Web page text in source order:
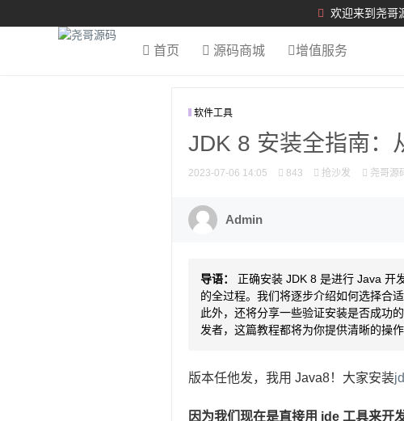
欢迎来到尧哥
首页 源码商城 增值服务
软件工具
JDK 8 安装全指南：
2023-07-06 14:05 843 抢沙发 尧哥源
Admin
导语：
正确安装 JDK 8 是进行 Java 开
的全过程。我们将逐步介绍如何选择合
此外，还将分享一些验证安装是否成功
发者，这篇教程都将为你提供清晰的操
版本任他发，我用 Java8！大家安装
因为我们现在是直接用 ide 工具来开